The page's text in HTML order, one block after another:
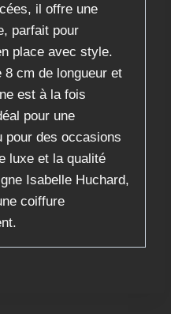
il offre une
parfait pour
place avec style.
cm de longueur et
est à la fois
pour une
pour des occasions
luxe et la qualité
Isabelle Huchard,
coiffure